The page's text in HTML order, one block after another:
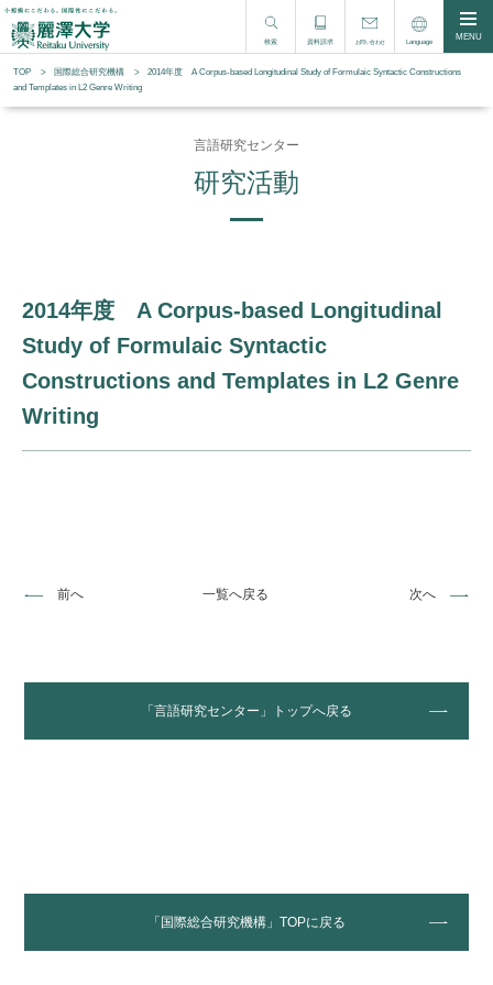
検索 資料請求 お問い合わせ Language MENU
TOP 国際総合研究機構
2014年度 A Corpus-based Longitudinal Study of Formulaic Syntactic Constructions
and Templates in L2 Genre Writing
言語研究センター
研究活動
2014年度 A Corpus-based Longitudinal
Study of Formulaic Syntactic
Constructions and Templates in L2 Genre
Writing
前へ 一覧へ戻る 次へ
「言語研究センター」トップへ戻る
「国際総合研究機構」TOPに戻る